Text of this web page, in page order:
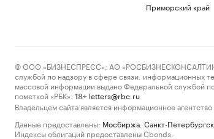
Приморский край
© ООО «БИЗНЕСПРЕСС», АО «РОСБИЗНЕСКОНСАЛТИНГ»,
службой по надзору в сфере связи, информационных
массовой информации выдано Федеральной службой
пометкой «РБК».
18+ letters@rbc.ru
Владельцем сайта является информационное агентство
Данные предоставлены: Мосбиржа Санкт-
Индексы облигаций предоставлены Cbonds.